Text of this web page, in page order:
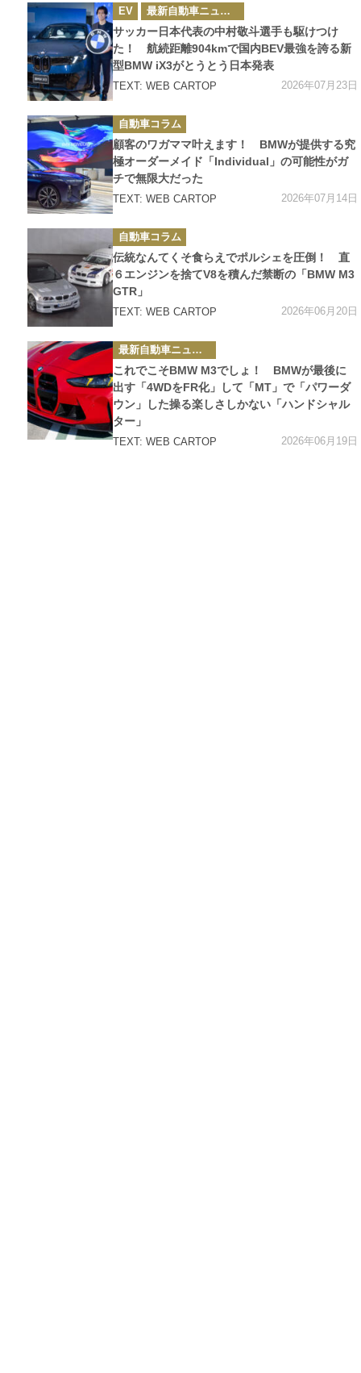
カ
テ
ゴ
リ
ー
EV 最新自動車ニュース
サッカー日本代表の中村敬斗選手も駆けつけ
た！ 航続距離904kmで国内BEV最強を誇る新
型BMW iX3がとうとう日本発表
TEXT: WEB CARTOP 2026年07月23日
カ
テ
ゴ
リ
ー
自動車コラム
顧客のワガママ叶えます！ BMWが提供する究
極オーダーメイド「Individual」の可能性がガ
チで無限大だった
TEXT: WEB CARTOP 2026年07月14日
カ
テ
ゴ
リ
ー
自動車コラム
伝統なんてくそ食らえでポルシェを圧倒！ 直
６エンジンを捨てV8を積んだ禁断の「BMW M3
GTR」
TEXT: WEB CARTOP 2026年06月20日
カ
テ
ゴ
リ
ー
最新自動車ニュース
これでこそBMW M3でしょ！ BMWが最後に
出す「4WDをFR化」して「MT」で「パワーダ
ウン」した操る楽しさしかない「ハンドシャル
ター」
TEXT: WEB CARTOP 2026年06月19日